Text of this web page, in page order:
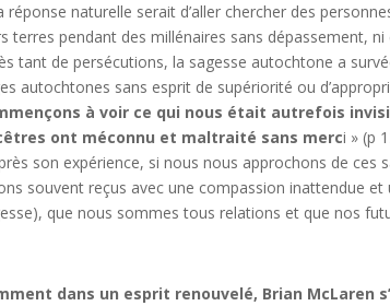
réponse naturelle serait d’aller chercher des
terres pendant des millénaires sans dépassement,
tant de persécutions, la sagesse autochtone a
autochtones sans esprit de supériorité ou
à voir ce qui nous était autrefois
ont méconnu et maltraité sans merci » (p
son expérience, si nous nous approchons de
souvent reçus avec une compassion inattendue
que nous sommes tous relations et que nos
dans un esprit renouvelé, Brian McLaren